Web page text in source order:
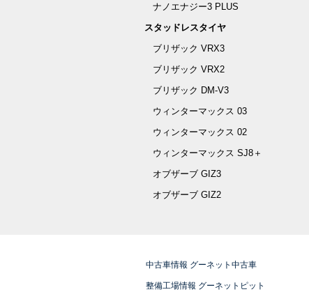
ナノエナジー3 PLUS
スタッドレスタイヤ
ブリザック VRX3
ブリザック VRX2
ブリザック DM-V3
ウィンターマックス 03
ウィンターマックス 02
ウィンターマックス SJ8＋
オブザーブ GIZ3
オブザーブ GIZ2
中古車情報 グーネット中古車
整備工場情報 グーネットピット